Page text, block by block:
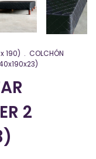
190) . COLCHÓN
2